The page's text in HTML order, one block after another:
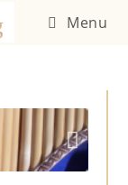
Menu